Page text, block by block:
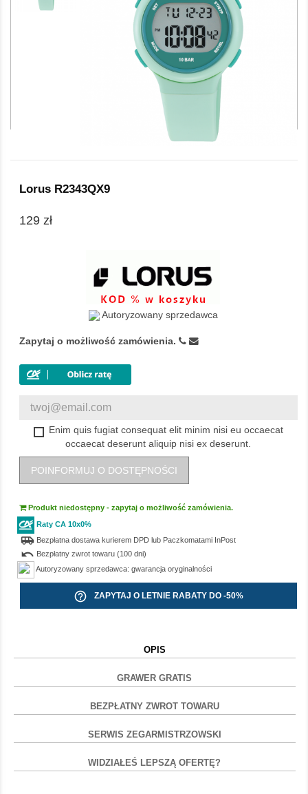
Lorus R2343QX9
129 zł
Autoryzowany sprzedawca
Zapytaj o możliwość zamówienia.
Enim quis fugiat consequat elit minim nisi eu occaecat
occaecat deserunt aliquip nisi ex deserunt.
POINFORMUJ O DOSTĘPNOŚCI
Produkt niedostępny - zapytaj o możliwość zamówienia.
Raty CA 10x0%
airport_shuttleBezpłatna dostawa kurierem DPD lub Paczkomatami InPost
undo Bezpłatny zwrot towaru (100 dni)
Autoryzowany sprzedawca: gwarancja oryginalności
help_outline ZAPYTAJ O LETNIE RABATY DO -50%
OPIS
GRAWER GRATIS
BEZPŁATNY ZWROT TOWARU
SERWIS ZEGARMISTRZOWSKI
WIDZIAŁEŚ LEPSZĄ OFERTĘ?